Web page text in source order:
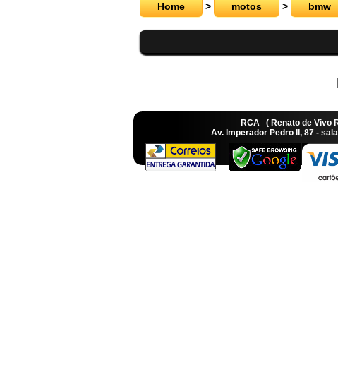
Home > motos > bmw
RCA ( Renato de
Av. Imperador Pedro II, 87 -